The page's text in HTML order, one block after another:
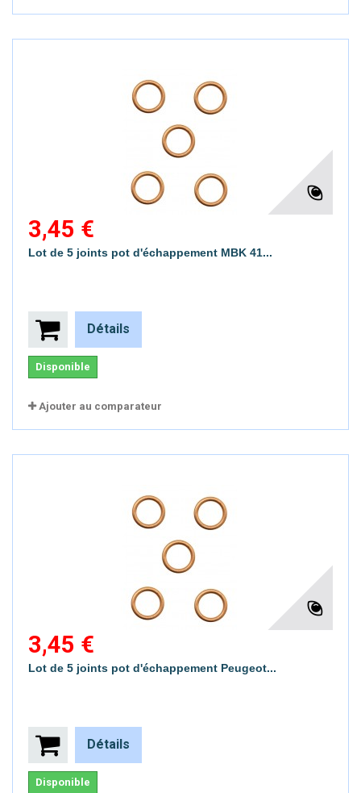
3,45 €
Lot de 5 joints pot d'échappement MBK 41...
Détails
Disponible
Ajouter au comparateur
3,45 €
Lot de 5 joints pot d'échappement Peugeot...
Détails
Disponible